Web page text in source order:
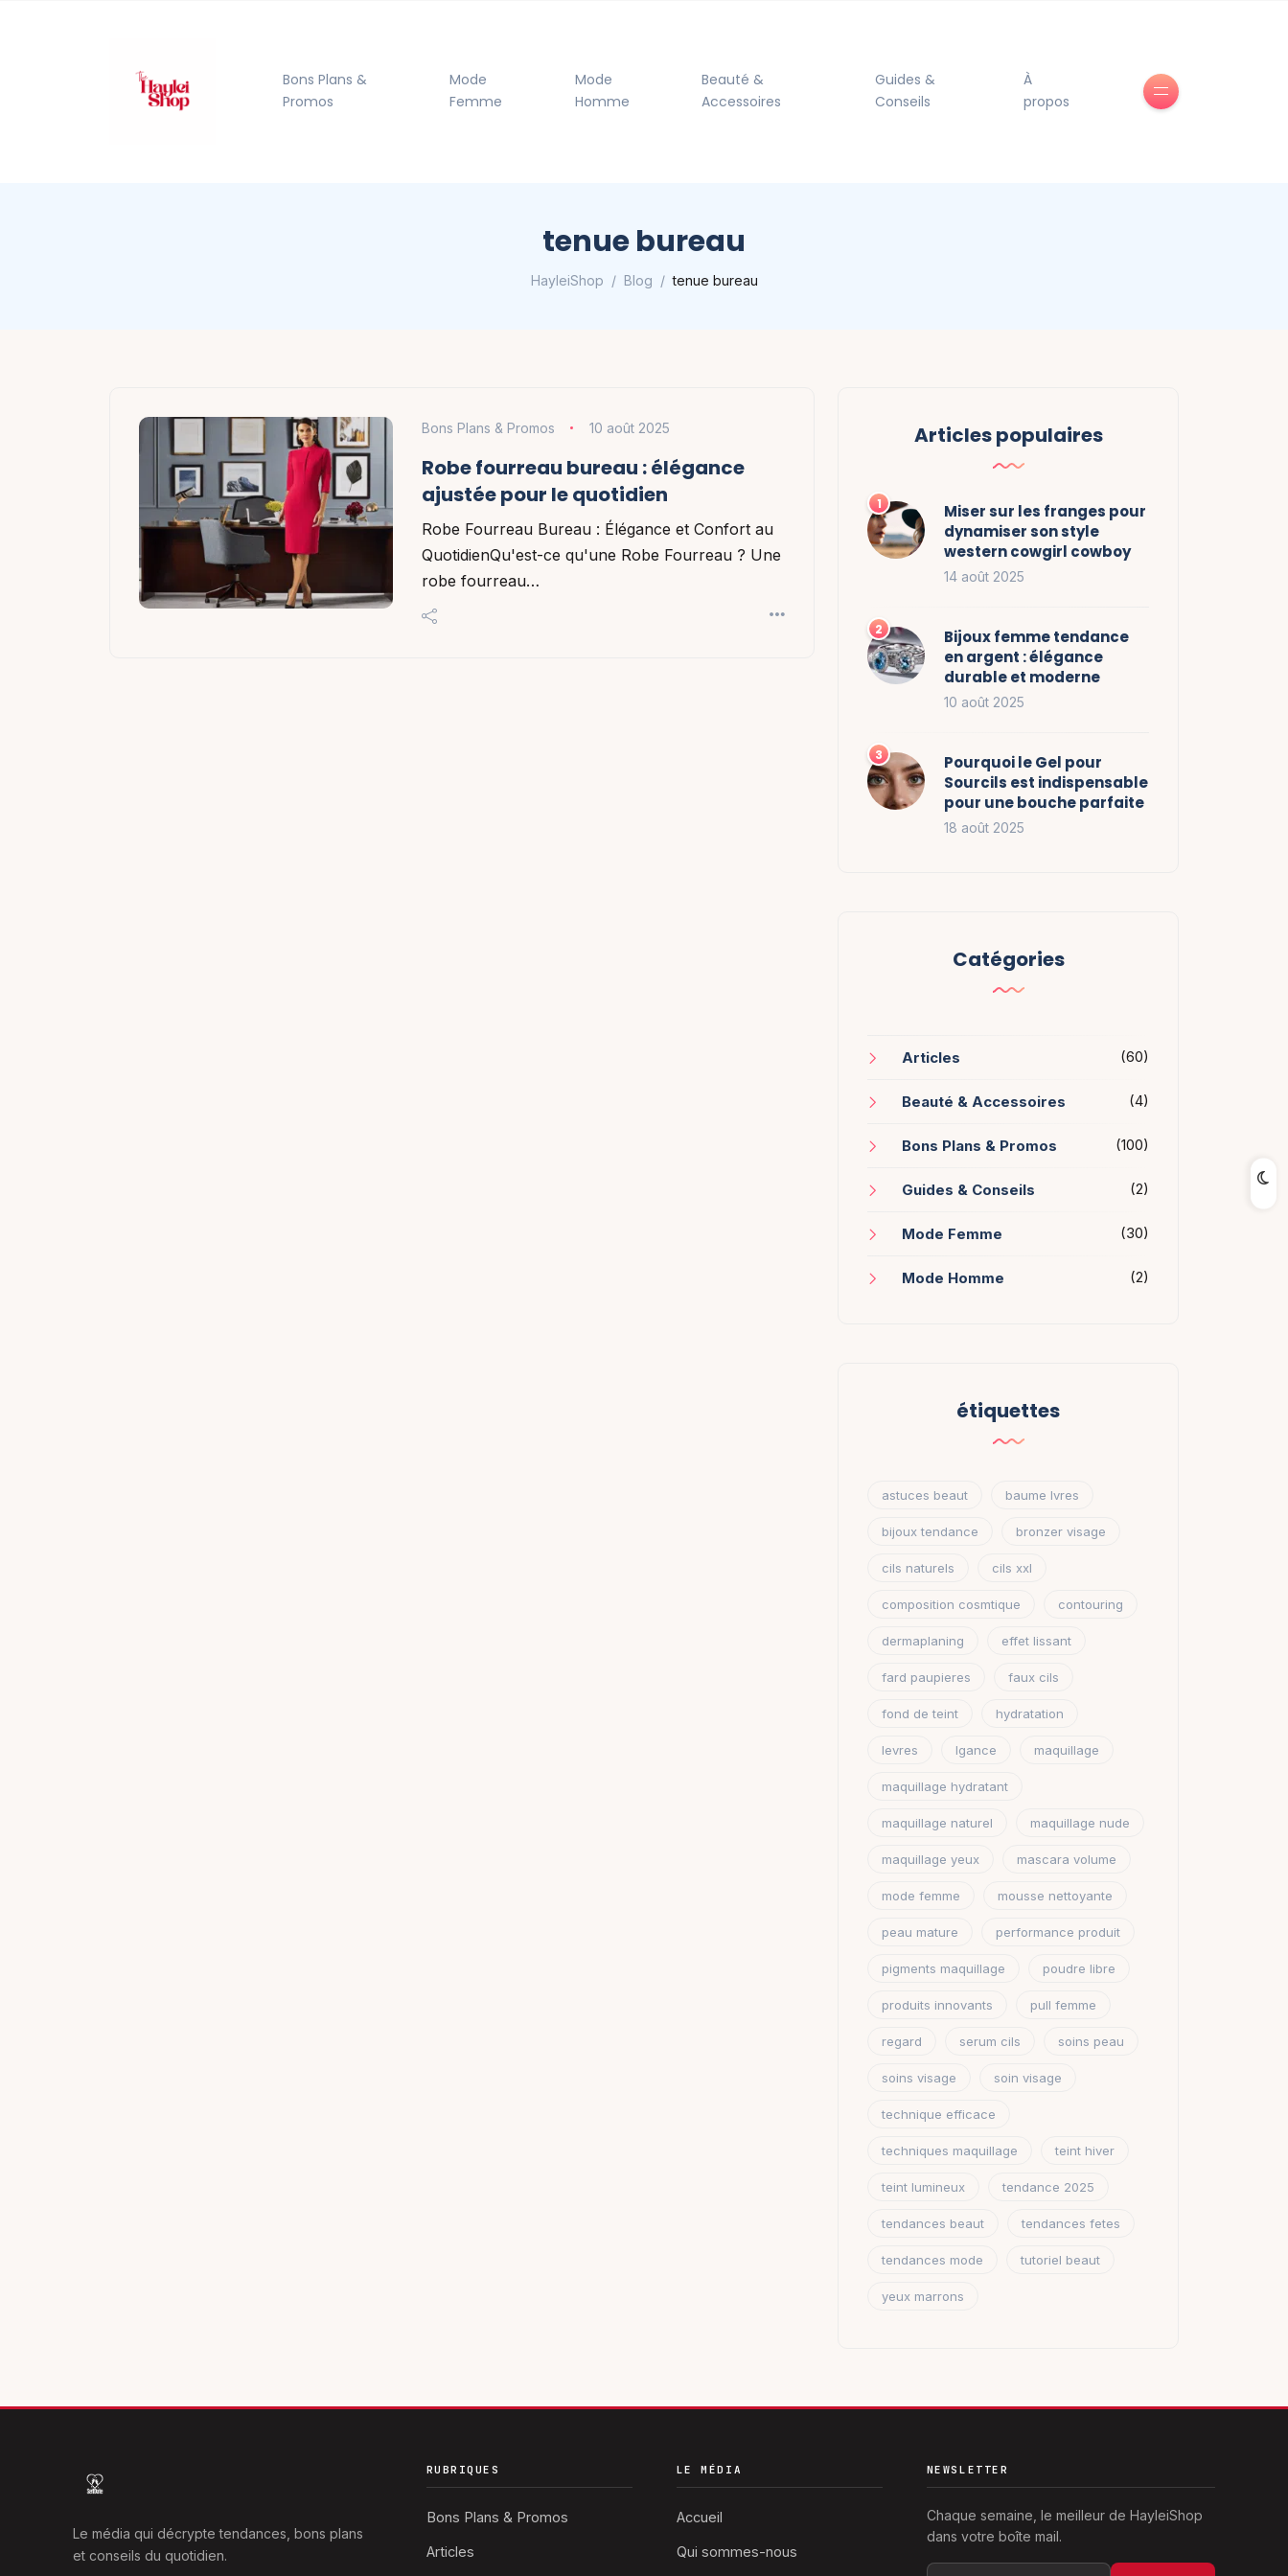
Bons Plans &
Promos
Mode
Femme
Mode
Homme
Beauté &
Accessoires
Guides &
Conseils
À
propos
tenue bureau
HayleiShop Blog tenue bureau
Bons Plans & Promos 10 août 2025
Robe fourreau bureau : élégance
ajustée pour le quotidien
Robe Fourreau Bureau : Élégance et Confort au
QuotidienQu'est-ce qu'une Robe Fourreau ? Une
robe fourreau…
Articles populaires
Miser sur les franges pour
dynamiser son style
western cowgirl cowboy
14 août 2025
Bijoux femme tendance
en argent : élégance
durable et moderne
10 août 2025
Pourquoi le Gel pour
Sourcils est indispensable
pour une bouche parfaite
18 août 2025
Catégories
Articles (60)
Beauté & Accessoires (4)
Bons Plans & Promos (100)
Guides & Conseils (2)
Mode Femme (30)
Mode Homme (2)
étiquettes
astuces beaut baume lvres
bijoux tendance bronzer visage
cils naturels cils xxl
composition cosmtique contouring
dermaplaning effet lissant
fard paupieres faux cils
fond de teint hydratation
levres lgance maquillage
maquillage hydratant
maquillage naturel maquillage nude
maquillage yeux mascara volume
mode femme mousse nettoyante
peau mature performance produit
pigments maquillage poudre libre
produits innovants pull femme
regard serum cils soins peau
soins visage soin visage
technique efficace
techniques maquillage teint hiver
teint lumineux tendance 2025
tendances beaut tendances fetes
tendances mode tutoriel beaut
yeux marrons
Le média qui décrypte tendances, bons plans
et conseils du quotidien.
RUBRIQUES
Bons Plans & Promos
Articles
LE MÉDIA
Accueil
Qui sommes-nous
NEWSLETTER
Chaque semaine, le meilleur de HayleiShop
dans votre boîte mail.